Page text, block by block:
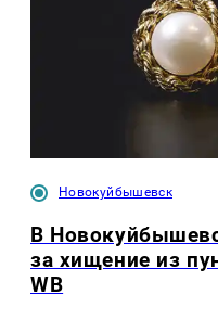
Новокуйбышевск
В
за хищение из
WB